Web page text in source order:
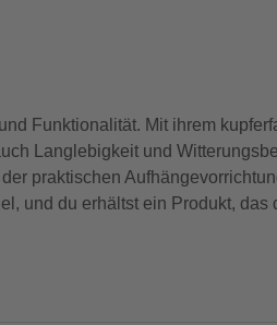
Funktionalität. Mit ihrem
Langlebigkeit und
praktischen
und du erhältst ein Produkt, das